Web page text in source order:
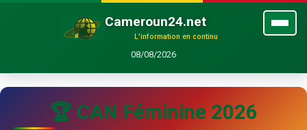
Cameroun24.net
L'information en continu
08/08/2026
🏆 CAN Féminine 2026